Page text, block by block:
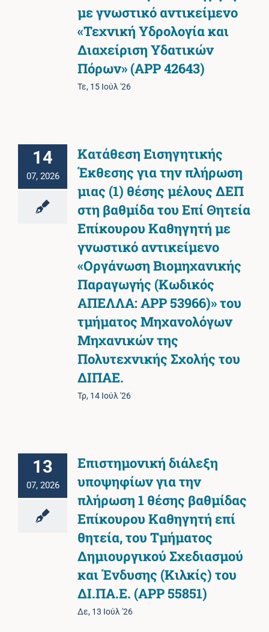
με γνωστικό αντικείμενο
«Τεχνική Υδρολογία και
Διαχείριση Υδατικών
Πόρων» (APP 42643)
Τε, 15 Ιούλ '26
14
07, 2026
Κατάθεση Εισηγητικής
Έκθεσης για την πλήρωση
μιας (1) θέσης μέλους ΔΕΠ
στη βαθμίδα του Επί Θητεία
Επίκουρου Καθηγητή με
γνωστικό αντικείμενο
«Οργάνωση Βιομηχανικής
Παραγωγής (Κωδικός
ΑΠΕΛΛΑ: APP 53966)» του
τμήματος Μηχανολόγων
Μηχανικών της
Πολυτεχνικής Σχολής του
ΔΙΠΑΕ.
Τρ, 14 Ιούλ '26
13
07, 2026
Επιστημονική διάλεξη
υποψηφίων για την
πλήρωση 1 θέσης βαθμίδας
Επίκουρου Καθηγητή επί
θητεία, του Τμήματος
Δημιουργικού Σχεδιασμού
και Ένδυσης (Κιλκίς) του
ΔΙ.ΠΑ.Ε. (ΑΡΡ 55851)
Δε, 13 Ιούλ '26